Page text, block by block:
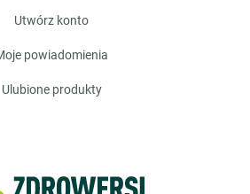
utwórz konto
moje powiadomienia
ulubione produkty